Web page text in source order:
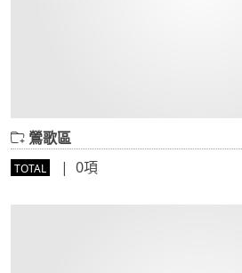
鶯歌區
TOTAL | 0項